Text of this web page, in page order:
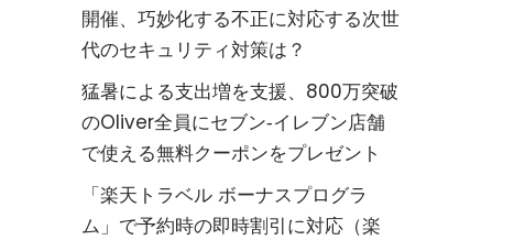
開催、巧妙化する不正に対応する次世
代のセキュリティ対策は？
猛暑による支出増を支援、800万突破
のOliver全員にセブン‐イレブン店舗
で使える無料クーポンをプレゼント
「楽天トラベル ボーナスプログラ
ム」で予約時の即時割引に対応（楽